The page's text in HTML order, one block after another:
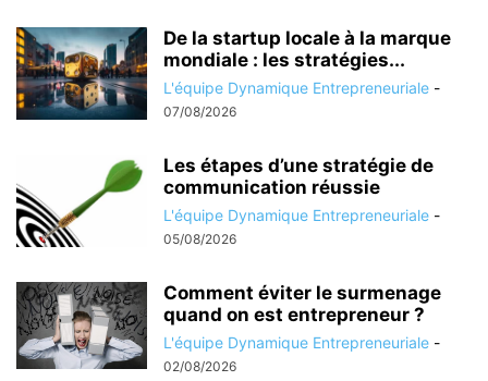
De la startup locale à la marque
mondiale : les stratégies...
L'équipe Dynamique Entrepreneuriale -
07/08/2026
Les étapes d’une stratégie de
communication réussie
L'équipe Dynamique Entrepreneuriale -
05/08/2026
Comment éviter le surmenage
quand on est entrepreneur ?
L'équipe Dynamique Entrepreneuriale -
02/08/2026